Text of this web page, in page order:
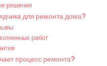
решения
для ремонта дома?
работ
процесс ремонта?